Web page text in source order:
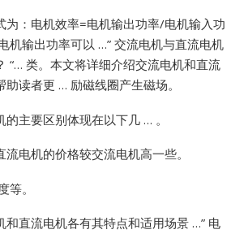
为：电机效率=电机输出功率/电机输入功
机输出功率可以 …” 交流电机与直流电机
“… 类。本文将详细介绍交流电机和直流
读者更 … 励磁线圈产生磁场。
主要区别体现在以下几 … 。
电机的价格较交流电机高一些。
。
和直流电机各有其特点和适用场景 …” 电